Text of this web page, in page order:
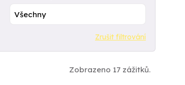
Zrušit filtrování
Zobrazeno 17 zážitků.